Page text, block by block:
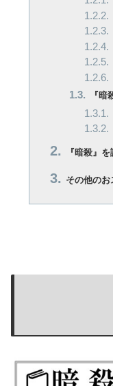
『暗
『暗殺』
その他のお